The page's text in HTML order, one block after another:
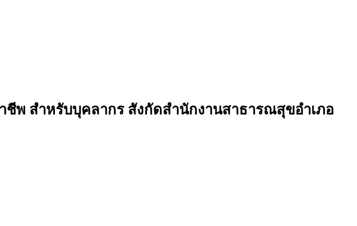
ชีพ สำหรับบุคลากร สังกัดสำนักงานสาธารณสุขอำเภอ